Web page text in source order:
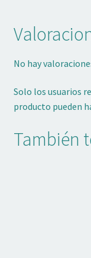
No hay
Solo los usuarios
producto pueden
También